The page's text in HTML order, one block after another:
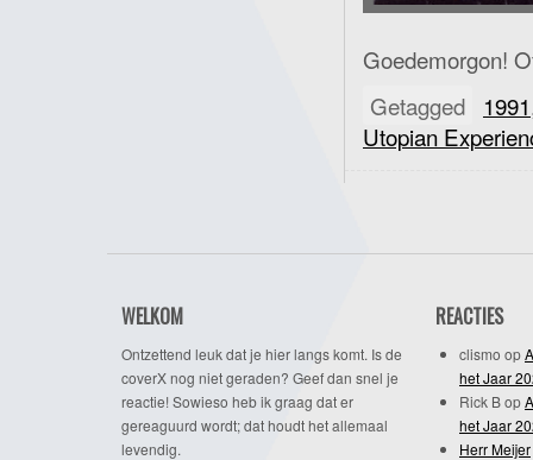
Goedemorgon!
Getagged
1991
Utopian
WELKOM
Ontzettend leuk dat je hier langs komt. Is de
coverX nog niet geraden? Geef dan snel je
reactie! Sowieso heb ik graag dat er
gereaguurd wordt; dat houdt het allemaal
levendig.
REACTIES
clismo op
het Jaar
Rick Bop
het Jaar
Herr Meijer